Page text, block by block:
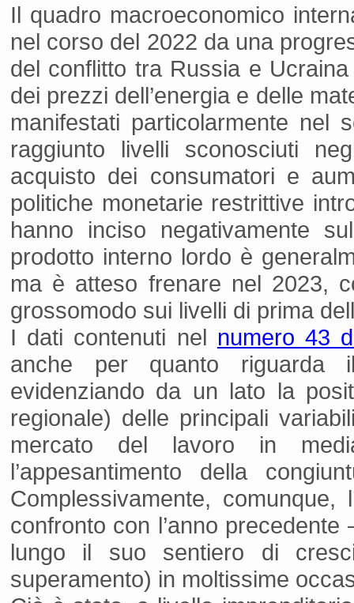
Il quadro macroeconomico
nel corso del 2022 da una
del conflitto tra Russia e Ucraina
dei prezzi dell’energia e delle
manifestati particolarmente nel
raggiunto livelli sconosciuti
acquisto dei consumatori e
politiche monetarie restrittive
hanno inciso negativamente
prodotto interno lordo è
ma è atteso frenare nel 2023,
grossomodo sui livelli di prima
I dati contenuti nel numero 43
anche per quanto riguarda il
evidenziando da un lato la
regionale) delle principali
mercato del lavoro in
l’appesantimento della
Complessivamente,
confronto con l’anno
lungo il suo sentiero di
superamento) in moltissime